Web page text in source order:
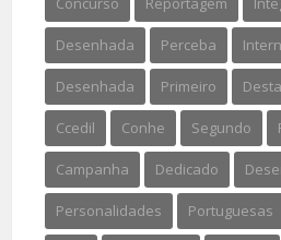
Desenhada Perceba
Desenhada Primeiro
Ccedil Conhe Segundo
Campanha Dedicado
Personalidades Portuguesas